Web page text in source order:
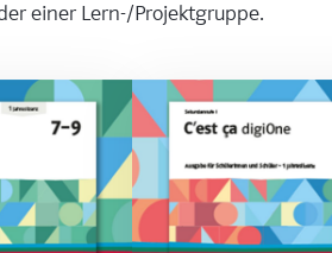
einer Lern-/Projektgruppe.